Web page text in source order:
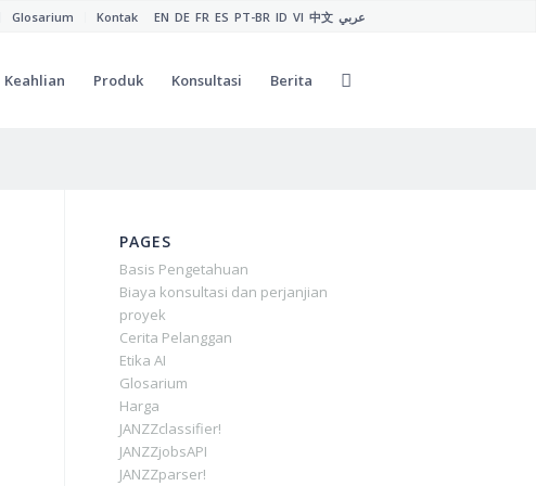
Glosarium Kontak EN DE FR ES PT-BR ID VI 中文 عربي
Keahlian Produk Konsultasi Berita
PAGES
Basis Pengetahuan
Biaya konsultasi dan perjanjian
proyek
Cerita Pelanggan
Etika AI
Glosarium
Harga
JANZZclassifier!
JANZZjobsAPI
JANZZparser!